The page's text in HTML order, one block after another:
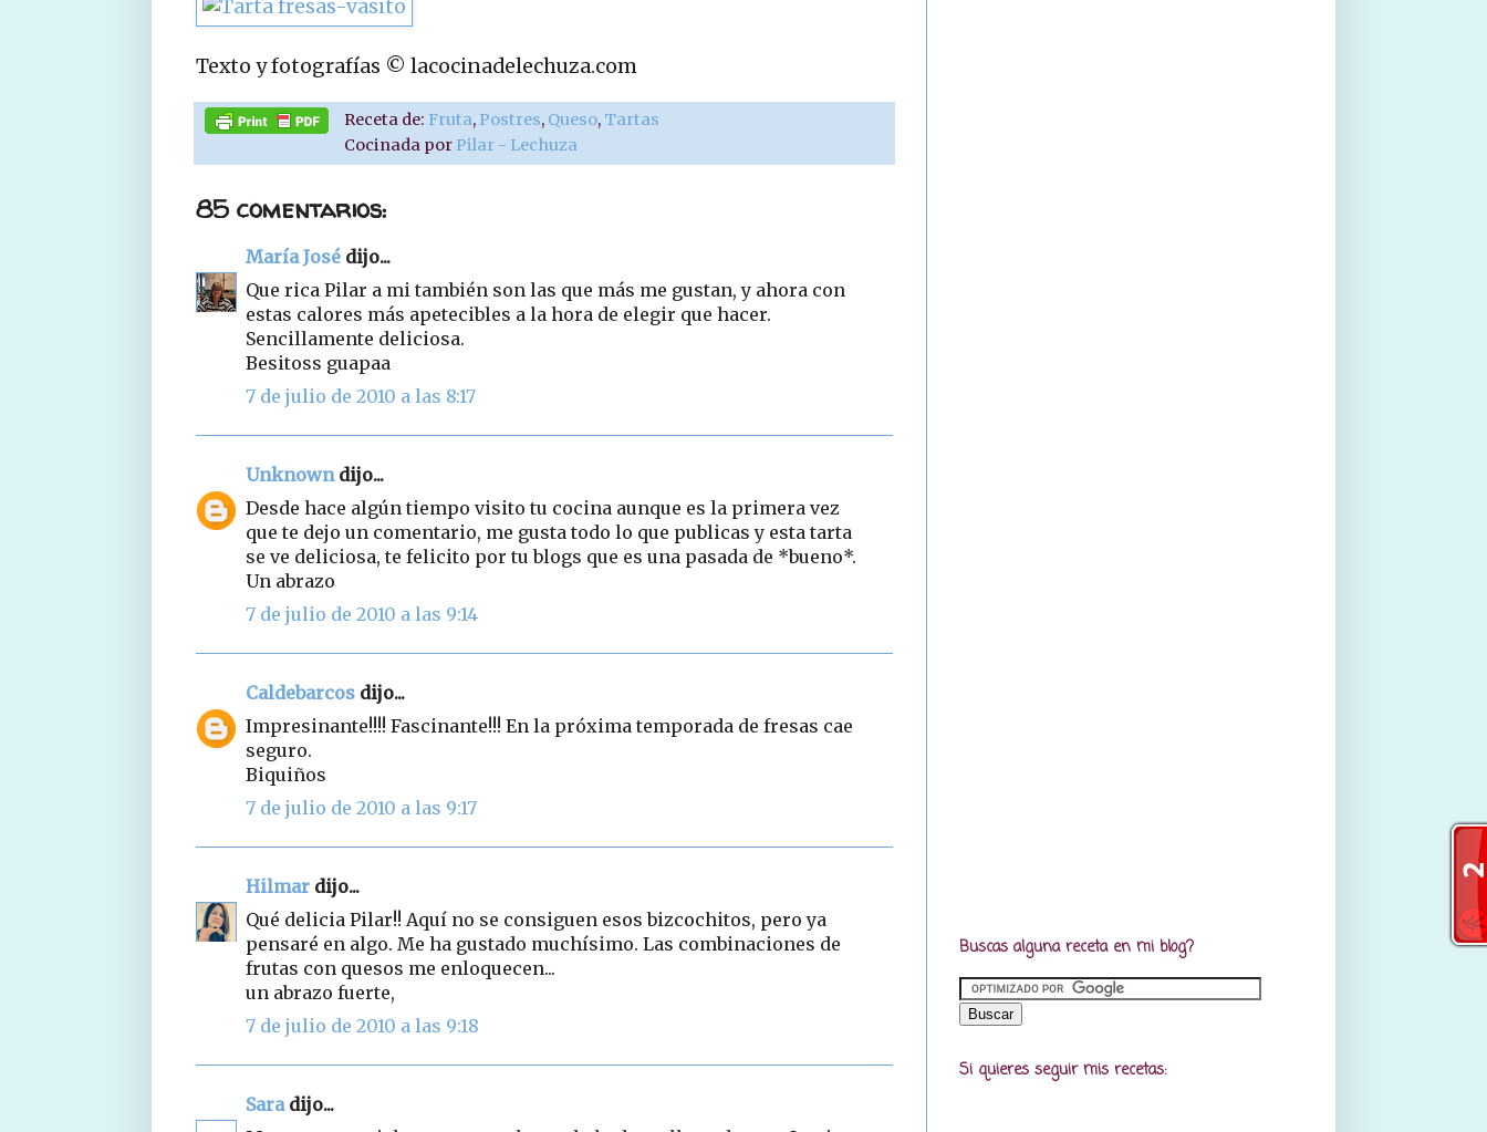
Texto y fotografías © lacocinadelechuza.com
Receta de: Fruta, Postres, Queso, Tartas
Cocinada por Pilar - Lechuza
85 comentarios:
María José dijo...
Que rica Pilar a mi también son las que más me gustan, y ahora con
estas calores más apetecibles a la hora de elegir que hacer.
Sencillamente deliciosa.
Besitoss guapaa
7 de julio de 2010 a las 8:17
Unknowndijo...
Desde hace algún tiempo visito tu cocina aunque es la primera vez
que te dejo un comentario, me gusta todo lo que publicas y esta tarta
se ve deliciosa, te felicito por tu blogs que es una pasada de *bueno*.
Un abrazo
7 de julio de 2010 a las 9:14
Caldebarcos dijo...
Impresinante!!!! Fascinante!!! En la próxima temporada de fresas cae
seguro.
Biquiños
7 de julio de 2010 a las 9:17
Hilmar dijo...
Qué delicia Pilar!! Aquí no se consiguen esos bizcochitos, pero ya
pensaré en algo. Me ha gustado muchísimo. Las combinaciones de
frutas con quesos me enloquecen...
un abrazo fuerte,
7 de julio de 2010 a las 9:18
Saradijo...
Buscas alguna receta en mi blog?
Si quieres seguir mis recetas: